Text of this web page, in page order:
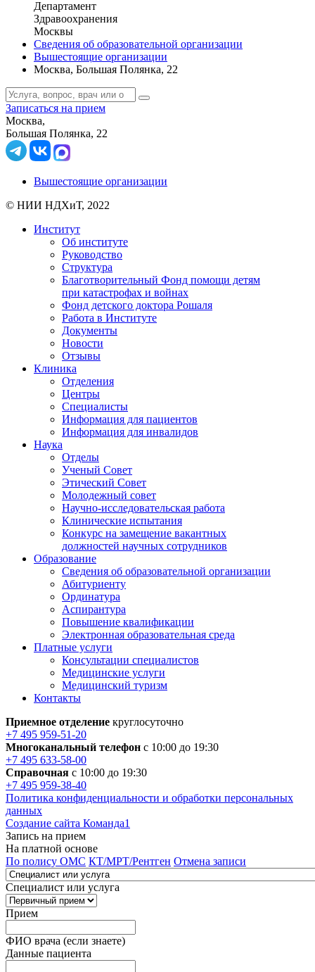
Департамент
Здравоохранения
Москвы
Сведения об образовательной организации
Вышестоящие организации
Москва, Большая Полянка, 22
Записаться на прием
Москва,
Большая Полянка, 22
Вышестоящие организации
© НИИ НДХиТ, 2022
Институт
Об институте
Руководство
Структура
Благотворительный Фонд помощи детям
при катастрофах и войнах
Фонд детского доктора Рошаля
Работа в Институте
Документы
Новости
Отзывы
Клиника
Отделения
Центры
Специалисты
Информация для пациентов
Информация для инвалидов
Наука
Отделы
Ученый Совет
Этический Совет
Молодежный совет
Научно-исследовательская работа
Клинические испытания
Конкурс на замещение вакантных
должностей научных сотрудников
Образование
Сведения об образовательной организации
Абитуриенту
Ординатура
Аспирантура
Повышение квалификации
Электронная образовательная среда
Платные услуги
Консультации специалистов
Медицинские услуги
Медицинский туризм
Контакты
Приемное отделение круглосуточно
+7 495 959-51-20
Многоканальный телефон с 10:00 до 19:30
+7 495 633-58-00
Справочная с 10:00 до 19:30
+7 495 959-38-40
Политика конфиденциальности и обработки персональных
данных
Создание сайта Команда1
Запись на прием
На платной основе
По полису ОМС КТ/МРТ/Рентген Отмена записи
Специалист или услуга
Прием
ФИО врача (если знаете)
Данные пациента